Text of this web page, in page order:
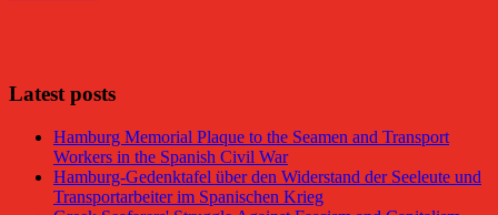
Latest posts
Hamburg Memorial Plaque to the Seamen and Transport
Workers in the Spanish Civil War
Hamburg-Gedenktafel über den Widerstand der Seeleute und
Transportarbeiter im Spanischen Krieg